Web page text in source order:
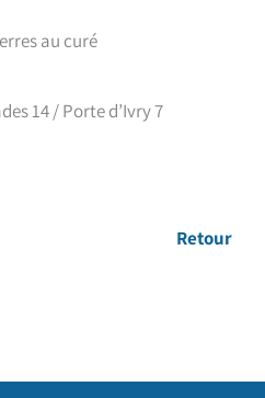
au curé
14 / Porte d’Ivry 7
Retour